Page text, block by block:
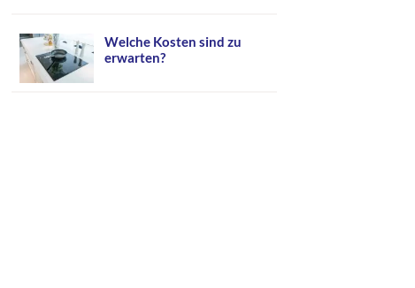
Welche Kosten sind zu
erwarten?